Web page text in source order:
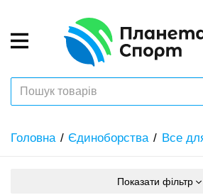
Головна Єдиноборства Все
Показати фільтр